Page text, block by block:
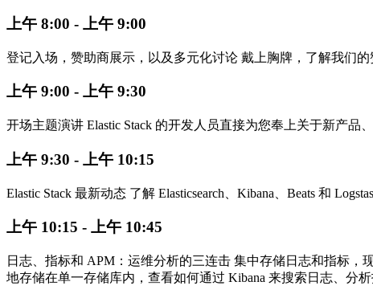
上午 8:00 - 上午 9:00
登记入场，赞助商展示，以及多元化讨论 戴上胸牌，了解我们
上午 9:00 - 上午 9:30
开场主题演讲 Elastic Stack 的开发人员直接为您奉上关于新产品
上午 9:30 - 上午 10:15
Elastic Stack 最新动态 了解 Elasticsearch、Kibana、Beats 和
上午 10:15 - 上午 10:45
日志、指标和 APM：运维分析的三连击 集中存储日志和指标，
地存储在单一存储库内，查看如何通过 Kibana 来搜索日志、分